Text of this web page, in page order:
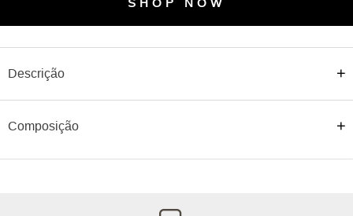
Descrição
Composição